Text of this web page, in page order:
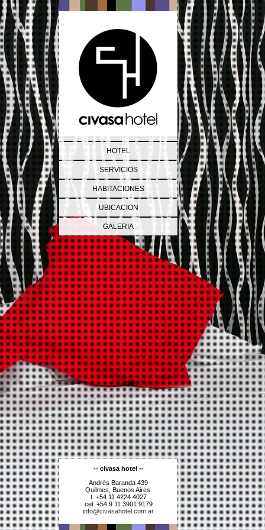
HOTEL
SERVICIOS
HABITACIONES
UBICACION
GALERIA
-- civasa hotel --
Andrés Baranda 439
Quilmes, Buenos Aires.
t. +54 11 4224 4027
cel. +54 9 11 3901 9179
info@civasahotel.com.ar